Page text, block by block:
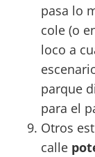
pasa lo
cole (o
loco a
parque
para el
Otros
calle